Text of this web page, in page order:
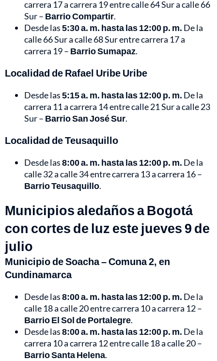
carrera 17 a carrera 19 entre calle 64 Sur a calle 66
Sur – Barrio Compartir.
Desde las5:30 a. m. hasta las 12:00 p. m. De la
calle 66 Sur a calle 68 Sur entre carrera 17 a
carrera 19 – Barrio Sumapaz.
Localidad de Rafael Uribe Uribe
Desde las5:15 a. m. hasta las 12:00 p. m. De la
carrera 11 a carrera 14 entre calle 21 Sur a calle 23
Sur – Barrio San José Sur.
Localidad de Teusaquillo
Desde las8:00 a. m. hasta las 12:00 p. m. De la
calle 32 a calle 34 entre carrera 13 a carrera 16 –
Barrio Teusaquillo.
Municipios aledaños a Bogotá
con cortes de luz este jueves 9 de
julio
Municipio de Soacha – Comuna 2, en
Cundinamarca
Desde las8:00 a. m. hasta las 12:00 p. m. De la
calle 18 a calle 20 entre carrera 10 a carrera 12 –
Barrio El Sol de Portalegre.
Desde las8:00 a. m. hasta las 12:00 p. m. De la
carrera 10 a carrera 12 entre calle 18 a calle 20 –
Barrio Santa Helena.